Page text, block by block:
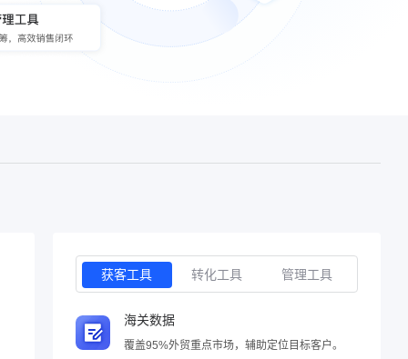
获客工具 转化工具 管理工具
海关数据
覆盖95%外贸重点市场，辅助定位目标客户。